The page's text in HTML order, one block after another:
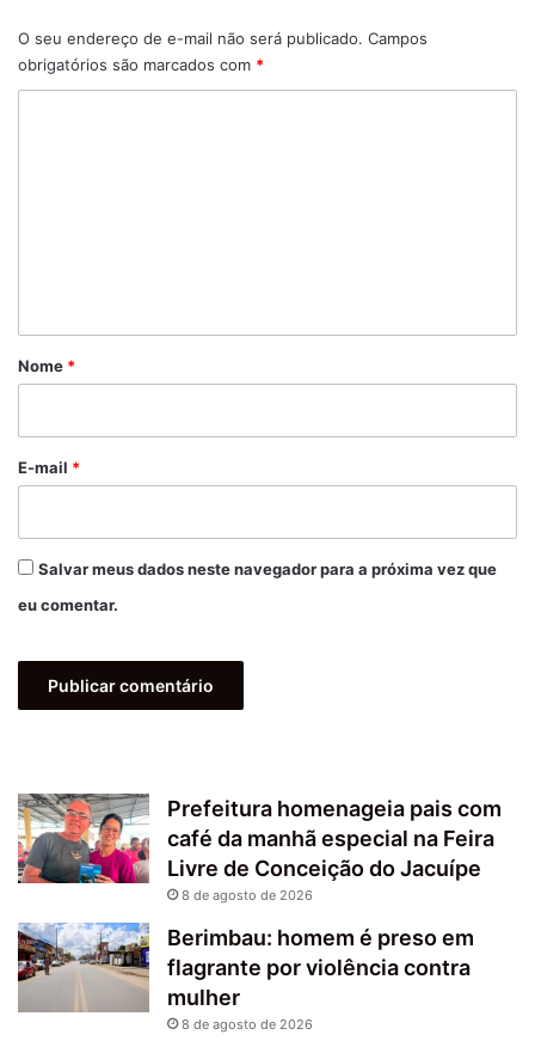
O seu endereço de e-mail não será publicado. Campos
obrigatórios são marcados com *
r
*
Nome *
E-mail *
Salvar meus dados neste navegador para a próxima vez que
eu comentar.
Prefeitura homenageia pais com
café da manhã especial na Feira
Livre de Conceição do Jacuípe
8 de agosto de 2026
Berimbau: homem é preso em
flagrante por violência contra
mulher
8 de agosto de 2026